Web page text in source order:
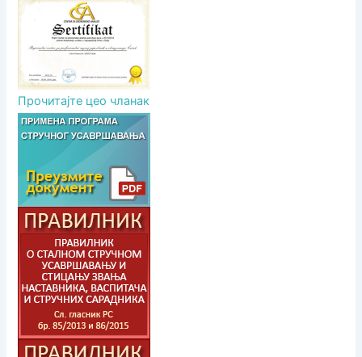
Прочитајте цео чланак